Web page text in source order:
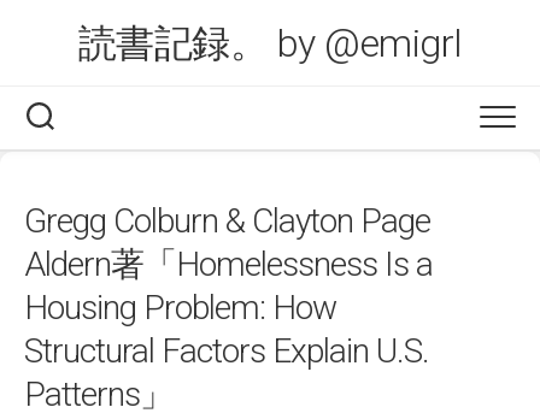
読書記録。 by @emigrl
Gregg Colburn & Clayton Page
Aldern著「Homelessness Is a
Housing Problem: How
Structural Factors Explain U.S.
Patterns」